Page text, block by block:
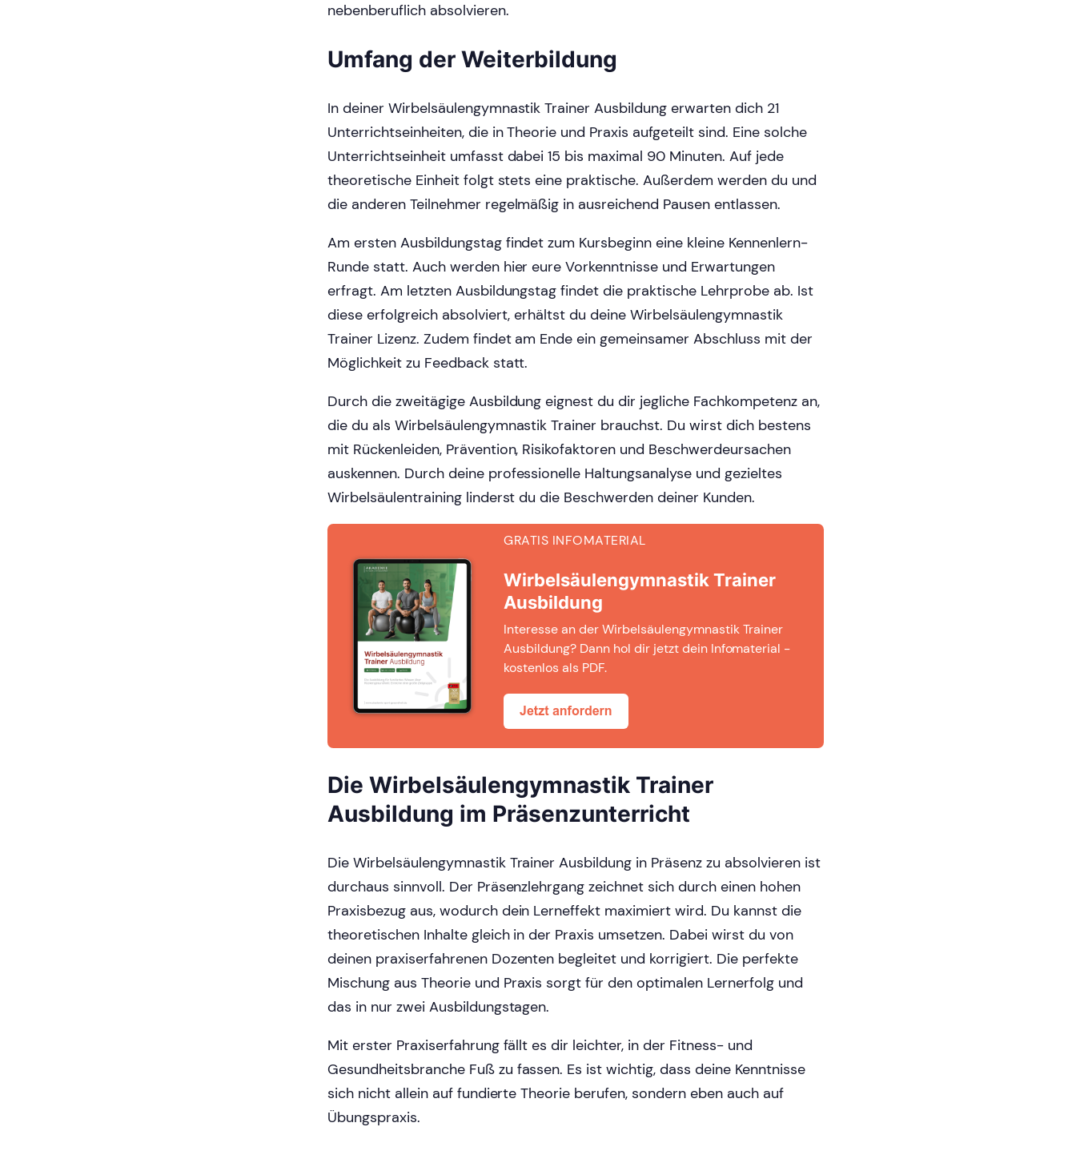
nebenberuflich absolvieren.
Umfang der Weiterbildung
In deiner Wirbelsäulengymnastik Trainer Ausbildung erwarten dich 21
Unterrichtseinheiten, die in Theorie und Praxis aufgeteilt sind. Eine solche
Unterrichtseinheit umfasst dabei 15 bis maximal 90 Minuten. Auf jede
theoretische Einheit folgt stets eine praktische. Außerdem werden du und
die anderen Teilnehmer regelmäßig in ausreichend Pausen entlassen.
Am ersten Ausbildungstag findet zum Kursbeginn eine kleine Kennenlern-
Runde statt. Auch werden hier eure Vorkenntnisse und Erwartungen
erfragt. Am letzten Ausbildungstag findet die praktische Lehrprobe ab. Ist
diese erfolgreich absolviert, erhältst du deine Wirbelsäulengymnastik
Trainer Lizenz. Zudem findet am Ende ein gemeinsamer Abschluss mit der
Möglichkeit zu Feedback statt.
Durch die zweitägige Ausbildung eignest du dir jegliche Fachkompetenz an,
die du als Wirbelsäulengymnastik Trainer brauchst. Du wirst dich bestens
mit Rückenleiden, Prävention, Risikofaktoren und Beschwerdeursachen
auskennen. Durch deine professionelle Haltungsanalyse und gezieltes
Wirbelsäulentraining linderst du die Beschwerden deiner Kunden.
GRATIS INFOMATERIAL
Wirbelsäulengymnastik Trainer
Ausbildung
Interesse an der Wirbelsäulengymnastik Trainer
Ausbildung? Dann hol dir jetzt dein Infomaterial -
kostenlos als PDF.
Die Wirbelsäulengymnastik Trainer
Ausbildung im Präsenzunterricht
Die Wirbelsäulengymnastik Trainer Ausbildung in Präsenz zu absolvieren ist
durchaus sinnvoll. Der Präsenzlehrgang zeichnet sich durch einen hohen
Praxisbezug aus, wodurch dein Lerneffekt maximiert wird. Du kannst die
theoretischen Inhalte gleich in der Praxis umsetzen. Dabei wirst du von
deinen praxiserfahrenen Dozenten begleitet und korrigiert. Die perfekte
Mischung aus Theorie und Praxis sorgt für den optimalen Lernerfolg und
das in nur zwei Ausbildungstagen.
Mit erster Praxiserfahrung fällt es dir leichter, in der Fitness- und
Gesundheitsbranche Fuß zu fassen. Es ist wichtig, dass deine Kenntnisse
sich nicht allein auf fundierte Theorie berufen, sondern eben auch auf
Übungspraxis.